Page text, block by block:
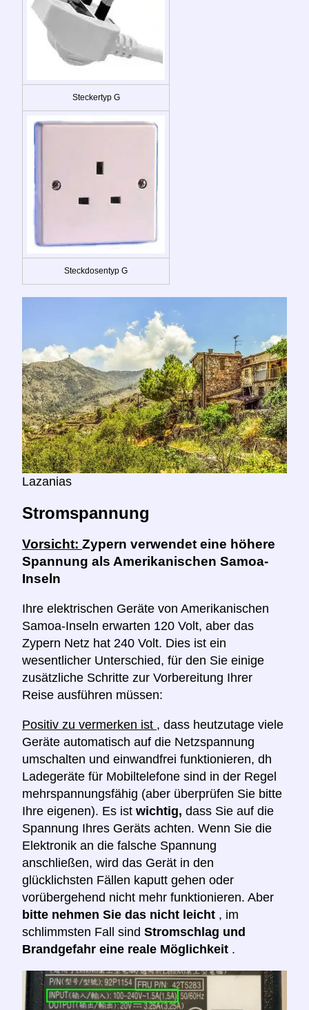
Steckertyp G
Steckdosentyp G
Lazanias
Stromspannung
Vorsicht: Zypern verwendet eine höhere
Spannung als Amerikanischen Samoa-
Inseln
Ihre elektrischen Geräte von Amerikanischen
Samoa-Inseln erwarten 120 Volt, aber das
Zypern Netz hat 240 Volt. Dies ist ein
wesentlicher Unterschied, für den Sie einige
zusätzliche Schritte zur Vorbereitung Ihrer
Reise ausführen müssen:
Positiv zu vermerken ist , dass heutzutage viele
Geräte automatisch auf die Netzspannung
umschalten und einwandfrei funktionieren, dh
Ladegeräte für Mobiltelefone sind in der Regel
mehrspannungsfähig (aber überprüfen Sie bitte
Ihre eigenen). Es ist wichtig, dass Sie auf die
Spannung Ihres Geräts achten. Wenn Sie die
Elektronik an die falsche Spannung
anschließen, wird das Gerät in den
glücklichsten Fällen kaputt gehen oder
vorübergehend nicht mehr funktionieren. Aber
bitte nehmen Sie das nicht leicht , im
schlimmsten Fall sind Stromschlag und
Brandgefahr eine reale Möglichkeit .